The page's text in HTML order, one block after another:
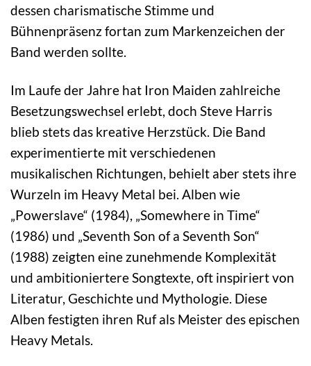
dessen charismatische Stimme und
Bühnenpräsenz fortan zum Markenzeichen der
Band werden sollte.
Im Laufe der Jahre hat Iron Maiden zahlreiche
Besetzungswechsel erlebt, doch Steve Harris
blieb stets das kreative Herzstück. Die Band
experimentierte mit verschiedenen
musikalischen Richtungen, behielt aber stets ihre
Wurzeln im Heavy Metal bei. Alben wie
„Powerslave“ (1984), „Somewhere in Time“
(1986) und „Seventh Son of a Seventh Son“
(1988) zeigten eine zunehmende Komplexität
und ambitioniertere Songtexte, oft inspiriert von
Literatur, Geschichte und Mythologie. Diese
Alben festigten ihren Ruf als Meister des epischen
Heavy Metals.